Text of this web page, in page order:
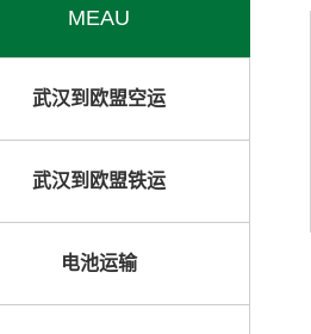
MEAU
武汉到欧盟空运
武汉到欧盟铁运
电池运输